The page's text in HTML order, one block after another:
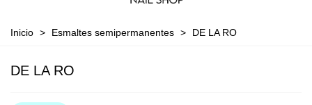
Inicio > Esmaltes semipermanentes > DE LA RO
DE LA RO